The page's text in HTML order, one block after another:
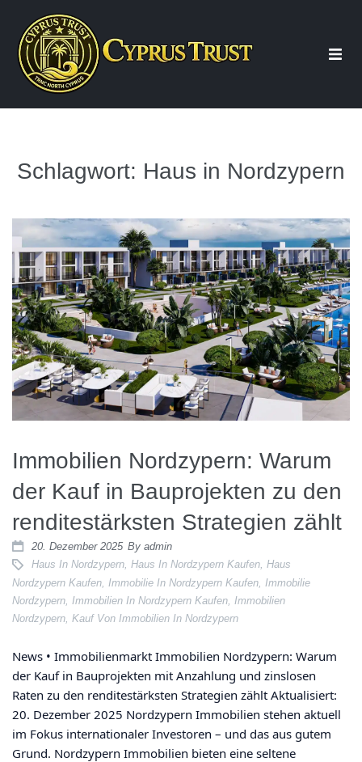
Beratung
Immobilien
Wohnung Nordzypern
News
Kontakt
Schlagwort: Haus in Nordzypern
Immobilien Nordzypern: Warum
der Kauf in Bauprojekten zu den
renditestärksten Strategien zählt
20. Dezember 2025 By admin
Haus In Nordzypern, Haus In Nordzypern Kaufen, Haus
Nordzypern Kaufen Immobilie In Nordzypern Kaufen Immobilie
Nordzypern Immobilien In Nordzypern Kaufen Immobilien
Nordzypern Kauf Von Immobilien In Nordzypern
News • Immobilienmarkt Immobilien Nordzypern: Warum
der Kauf in Bauprojekten mit Anzahlung und zinslosen
Raten zu den renditestärksten Strategien zählt Aktualisiert:
20. Dezember 2025 Nordzypern Immobilien stehen aktuell
im Fokus internationaler Investoren – und das aus gutem
Grund. Nordzypern Immobilien bieten eine seltene